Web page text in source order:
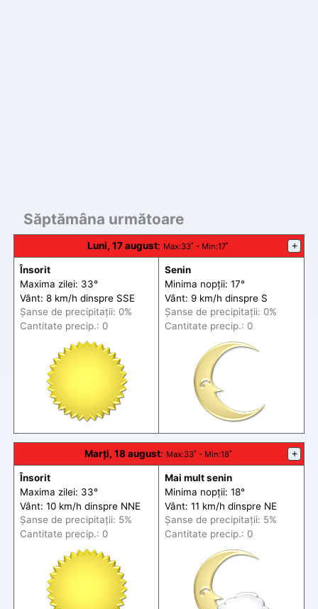
Săptămâna următoare
Luni, 17 august: Max:33˚ - Min:17˚ +
Însorit
Maxima zilei: 33°
Vânt: 8 km/h dinspre SSE
Șanse de precipitații: 0%
Cantitate precip.: 0
Senin
Minima nopții: 17°
Vânt: 9 km/h dinspre S
Șanse de precipitații: 0%
Cantitate precip.: 0
Marți, 18 august: Max:33˚ - Min:18˚ +
Însorit
Maxima zilei: 33°
Vânt: 10 km/h dinspre NNE
Șanse de precipitații: 5%
Cantitate precip.: 0
Mai mult senin
Minima nopții: 18°
Vânt: 11 km/h dinspre NE
Șanse de precipitații: 5%
Cantitate precip.: 0